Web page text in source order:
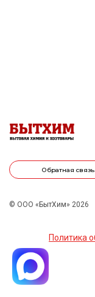
Обратная связь
© ООО «БытХим» 2026
Политика